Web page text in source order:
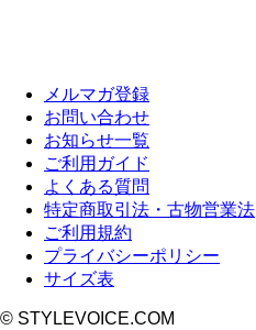
メルマガ登録
お問い合わせ
お知らせ一覧
ご利用ガイド
よくある質問
特定商取引法・古物営業法
ご利用規約
プライバシーポリシー
サイズ表
© STYLEVOICE.COM